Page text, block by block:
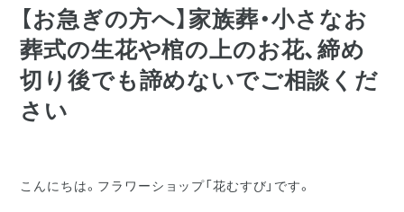
【お急ぎの方へ】家族葬・小さなお
葬式の生花や棺の上のお花、締め
切り後でも諦めないでご相談くだ
さい
こんにちは。フラワーショップ「花むすび」です。